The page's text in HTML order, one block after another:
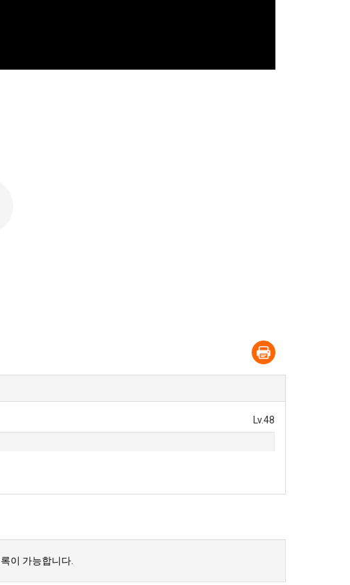
Lv.48
이 가능합니다.